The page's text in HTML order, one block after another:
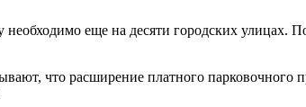
еще на десяти городских улицах.
что расширение платного парковочного